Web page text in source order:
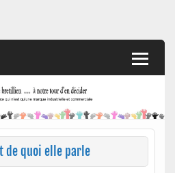
de quoi elle parle